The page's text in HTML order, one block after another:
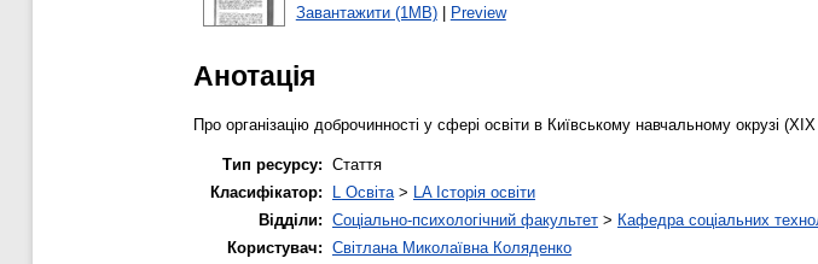
Завантажити (1MB)| Preview
Анотація
Про організацію доброчинності у сфері освіти в Київському навчальному окрузі
Тип ресурсу: Стаття
Класифікатор:
L Освіта > LA Історія освіти
Відділи: Соціально-психологічний факультет > Кафедра соціальних
Користувач: Світлана Миколаївна Коляденко